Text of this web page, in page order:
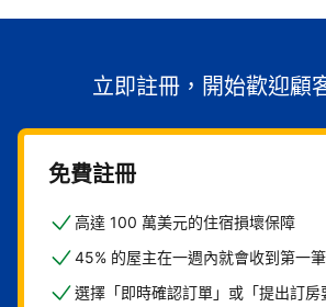
立即註冊，開始歡迎顧
免費註冊
高達 100 萬美元的住宿損壞保障
45% 的屋主在一週內就會收到第一
選擇「即時確認訂單」或「提出訂房